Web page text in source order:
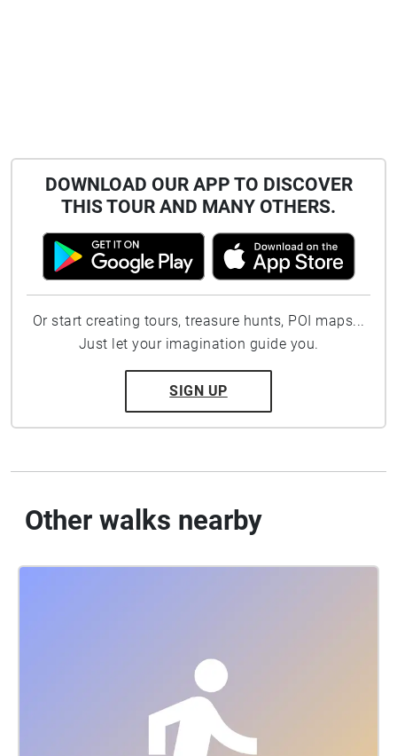
DOWNLOAD OUR APP TO DISCOVER
THIS TOUR AND MANY OTHERS.
Or start creating tours, treasure hunts, POI maps...
Just let your imagination guide you.
SIGN UP
Other walks nearby